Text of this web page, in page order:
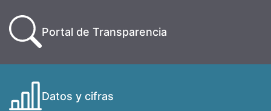
Portal de Transparencia
Datos y cifras